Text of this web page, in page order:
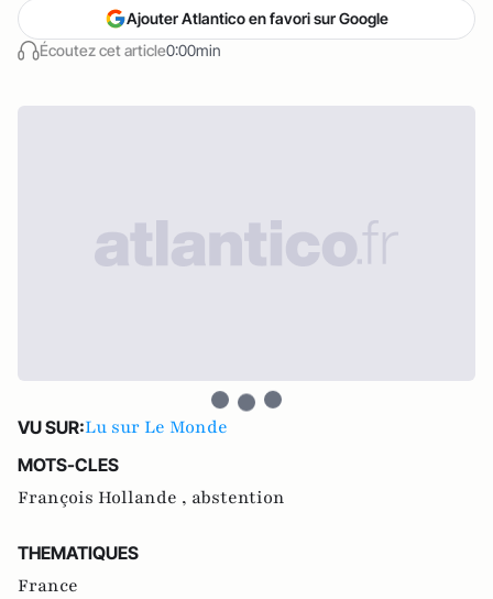
Écoutez cet article0:00min
Ajouter Atlantico en favori sur Google
VU SUR:Lu sur Le Monde
MOTS-CLES
François Hollande , abstention
THEMATIQUES
France